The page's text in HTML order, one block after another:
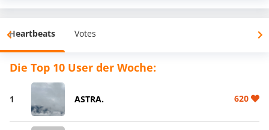
Heartbeats Votes
Die Top 10 User der Woche:
1 ASTRA. 620